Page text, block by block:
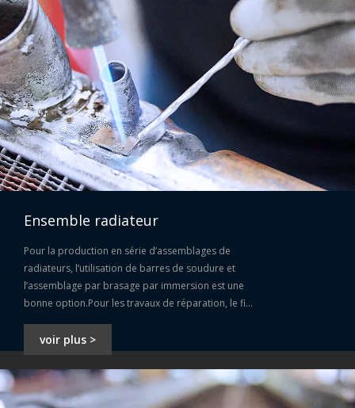
Barre de soudure étain-plomb Sn50Pb50 50 50
Ensemble radiateur
Pour la production en série d’assemblages de
radiateurs, l’utilisation de barres de soudure et
l’assemblage par brasage par immersion est une
bonne option.Pour les travaux de réparation, le fil
voir plus >